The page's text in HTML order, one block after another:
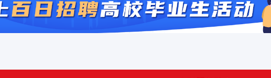
长沙佳璐环保科技有限公司